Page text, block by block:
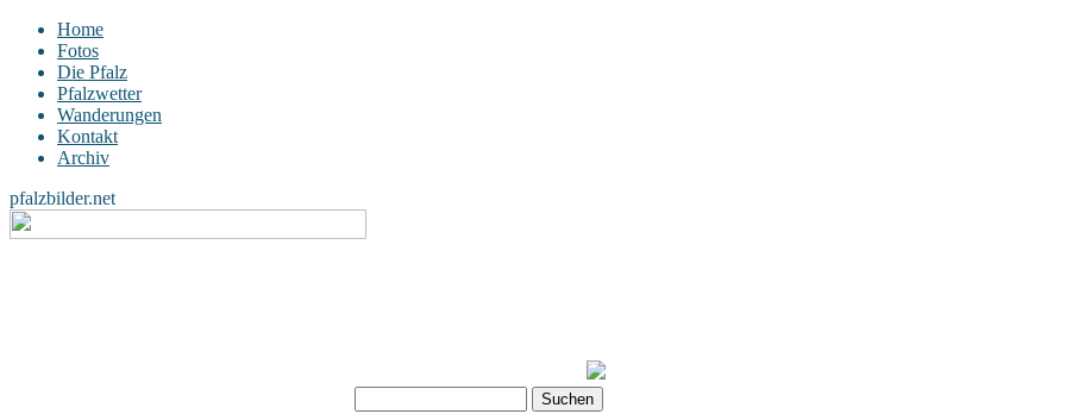
Home
Fotos
Die Pfalz
Pfalzwetter
Wanderungen
Kontakt
Archiv
pfalzbilder.net